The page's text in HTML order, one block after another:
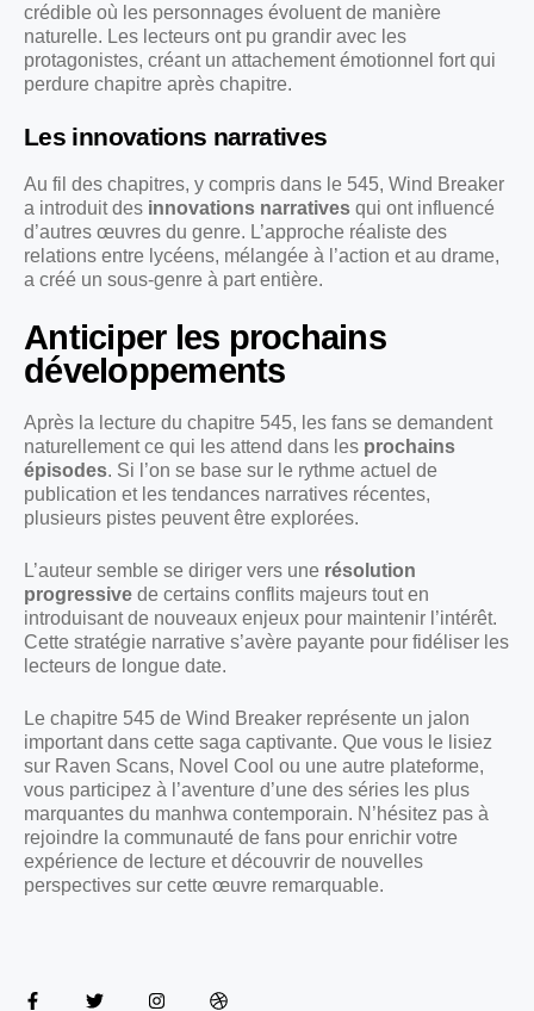
crédible où les personnages évoluent de manière
naturelle. Les lecteurs ont pu grandir avec les
protagonistes, créant un attachement émotionnel fort qui
perdure chapitre après chapitre.
Les innovations narratives
Au fil des chapitres, y compris dans le 545, Wind Breaker
a introduit des innovations narratives qui ont influencé
d’autres œuvres du genre. L’approche réaliste des
relations entre lycéens, mélangée à l’action et au drame,
a créé un sous-genre à part entière.
Anticiper les prochains
développements
Après la lecture du chapitre 545, les fans se demandent
naturellement ce qui les attend dans les prochains
épisodes. Si l’on se base sur le rythme actuel de
publication et les tendances narratives récentes,
plusieurs pistes peuvent être explorées.
L’auteur semble se diriger vers une résolution
progressive de certains conflits majeurs tout en
introduisant de nouveaux enjeux pour maintenir l’intérêt.
Cette stratégie narrative s’avère payante pour fidéliser les
lecteurs de longue date.
Le chapitre 545 de Wind Breaker représente un jalon
important dans cette saga captivante. Que vous le lisiez
sur Raven Scans, Novel Cool ou une autre plateforme,
vous participez à l’aventure d’une des séries les plus
marquantes du manhwa contemporain. N’hésitez pas à
rejoindre la communauté de fans pour enrichir votre
expérience de lecture et découvrir de nouvelles
perspectives sur cette œuvre remarquable.